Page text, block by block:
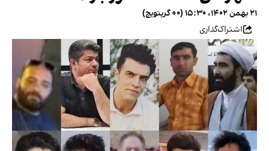
۲۱ بهمن ۱۴۰۲، ۱۵:۳۰ (‎+۰ گرینویچ)
اشتراک‌گذاری